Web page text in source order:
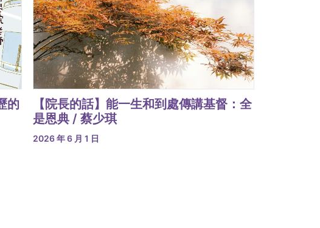
的
【院長的話】能一生和到處傳講基督：全
是恩典 / 蔡少琪
2026 年 6 月 1 日